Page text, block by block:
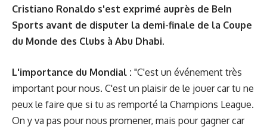
Cristiano Ronaldo s'est exprimé auprès de BeIn
Sports avant de disputer la demi-finale de la Coupe
du Monde des Clubs à Abu Dhabi.
L'importance du Mondial : "C'est un événement très
important pour nous. C'est un plaisir de le jouer car tu ne
peux le faire que si tu as remporté la Champions League.
On y va pas pour nous promener, mais pour gagner car